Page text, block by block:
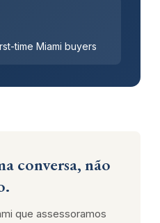
time Miami buyers
conversa, não
que assessoramos